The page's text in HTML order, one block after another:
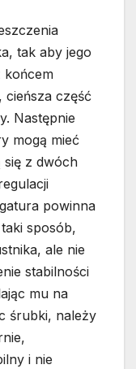
tak aby jego
końcem
cieńsza część
Następnie
mogą mieć
się z dwóch
powinna
sposób,
ale nie
stabilności
mu na
śrubki, należy
i nie